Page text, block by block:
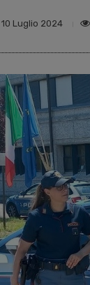
10 Luglio 2024